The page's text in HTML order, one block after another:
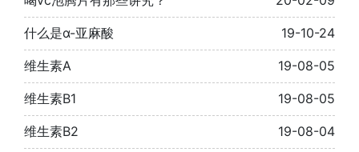
19-10-24
什么是α-亚麻酸
19-08-05
维生素A
19-08-05
维生素B1
19-08-04
维生素B2